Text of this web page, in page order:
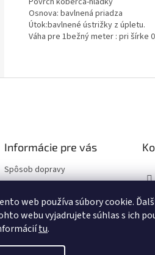
web používa súbory cookie.
webu vyjadrujete súhlas s ich
tu.
Osnova: bavlnená priadza
Útok:bavlnené ústrižky z úpletu.
Váha pre 1bežný meter : pri šírke
Informácie pre vás
Spôsob dopravy
Obchodné podmienky
Reklamačný poriadok